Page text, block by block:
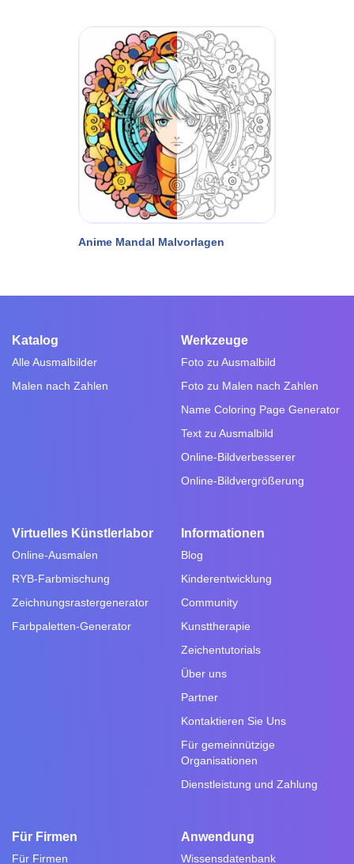
Anime Mandal Malvorlagen
Katalog
Alle Ausmalbilder
Malen nach Zahlen
Werkzeuge
Foto zu Ausmalbild
Foto zu Malen nach Zahlen
Name Coloring Page Generator
Text zu Ausmalbild
Online-Bildverbesserer
Online-Bildvergrößerung
Virtuelles Künstlerlabor
Online-Ausmalen
RYB-Farbmischung
Zeichnungsrastergenerator
Farbpaletten-Generator
Informationen
Blog
Kinderentwicklung
Community
Kunsttherapie
Zeichentutorials
Über uns
Partner
Kontaktieren Sie Uns
Für gemeinnützige
Organisationen
Dienstleistung und Zahlung
Für Firmen
Für Firmen
Anwendung
Wissensdatenbank